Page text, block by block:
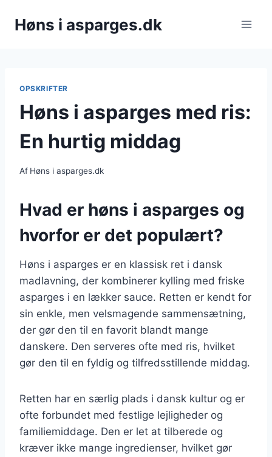
Høns i asparges.dk
OPSKRIFTER
Høns i asparges med ris:
En hurtig middag
Af Høns i asparges.dk
Hvad er høns i asparges og
hvorfor er det populært?
Høns i asparges er en klassisk ret i dansk
madlavning, der kombinerer kylling med friske
asparges i en lækker sauce. Retten er kendt for
sin enkle, men velsmagende sammensætning,
der gør den til en favorit blandt mange
danskere. Den serveres ofte med ris, hvilket
gør den til en fyldig og tilfredsstillende middag.
Retten har en særlig plads i dansk kultur og er
ofte forbundet med festlige lejligheder og
familiemiddage. Den er let at tilberede og
kræver ikke mange ingredienser, hvilket gør